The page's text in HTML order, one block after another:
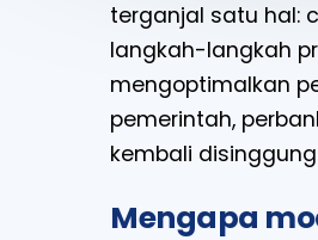
terganjal satu hal:
langkah-langkah
mengoptimalkan
pemerintah,
kembali
Mengapa